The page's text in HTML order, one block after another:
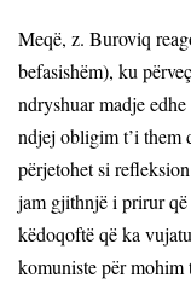
Meqë, z. Buroviq
befasishëm), ku
ndryshuar madje
ndjej obligim t’i them
përjetohet si
jam gjithnjë i prirur
këdoqoftë që ka
komuniste për mohim